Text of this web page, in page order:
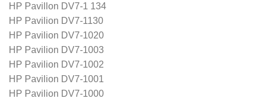
HP Pavillon DV7-1 134
HP Pavilion DV7-1130
HP Pavilion DV7-1020
HP Pavilion DV7-1003
HP Pavilion DV7-1002
HP Pavilion DV7-1001
HP Pavilion DV7-1000